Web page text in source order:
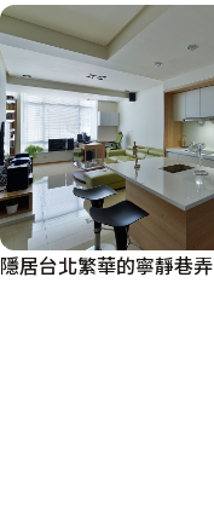
隱居台北繁華的寧靜巷弄